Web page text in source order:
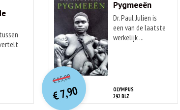
Pygmeeën
Dr. Paul Julien is
een van de laatste
werkelijk ...
OLYMPUS
292 BLZ
€15,00O
orspr
onkelijke
prijs
was:
€ 15,00.
€7,90
Huidige
prijs
is:
€ 7,90.